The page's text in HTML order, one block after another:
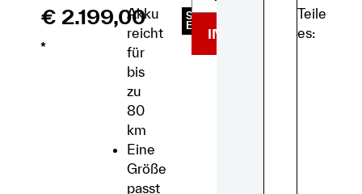
€ 2.199,00
*
Akku
reicht
für
bis
zu
80
km
Eine
Größe
passt
SKU
E2118
IN DEN WARENKORB
Teile
es: